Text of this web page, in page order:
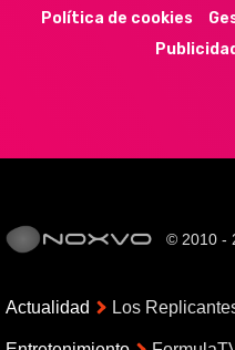
Política de cookies
© 2010 -
Actualidad Los